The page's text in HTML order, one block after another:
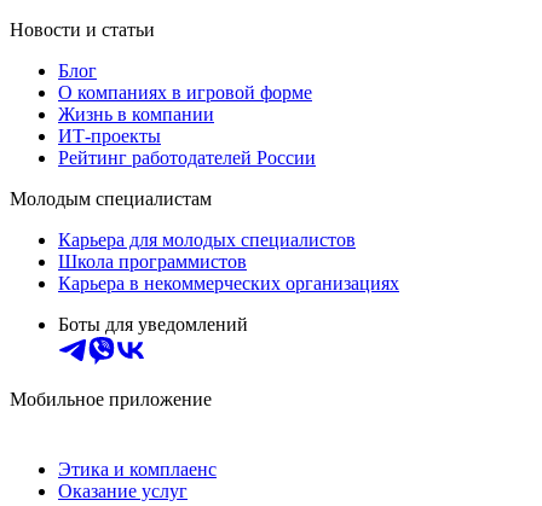
Новости и статьи
Блог
О компаниях в игровой форме
Жизнь в компании
ИТ-проекты
Рейтинг работодателей России
Молодым специалистам
Карьера для молодых специалистов
Школа программистов
Карьера в некоммерческих организациях
Боты для уведомлений
Мобильное приложение
Этика и комплаенс
Оказание услуг